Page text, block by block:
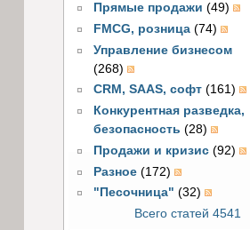
Прямые продажи (49)
FMCG, розница (74)
Управление бизнесом
(268)
CRM, SAAS, софт (161)
Конкурентная разведка,
безопасность (28)
Продажи и кризис (92)
Разное (172)
"Песочница" (32)
Всего статей 4541